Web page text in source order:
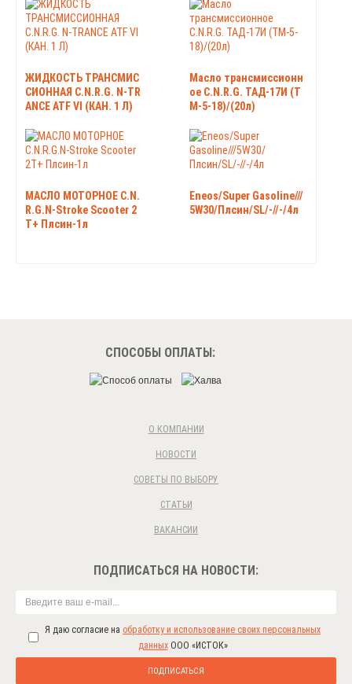
ЖИДКОСТЬ ТРАНСМИС
СИОННАЯ C.N.R.G. N-TR
ANCE ATF VI (КАН. 1 Л)
Масло трансмиссионн
ое C.N.R.G. ТАД-17И (Т
М-5-18)/(20л)
МАСЛО МОТОРНОЕ C.N.
R.G.N-Stroke Scooter 2
T+ Плсин-1л
Eneos/Super Gasoline///
5W30/Плсин/SL/-//-/4л
СПОСОБЫ ОПЛАТЫ:
О КОМПАНИИ
НОВОСТИ
СОВЕТЫ ПО ВЫБОРУ
СТАТЬИ
ВАКАНСИИ
ПОДПИСАТЬСЯ НА НОВОСТИ:
Я даю согласие на обработку и использование своих персональных
данныхООО «ИСТОК»
ПОДПИСАТЬСЯ